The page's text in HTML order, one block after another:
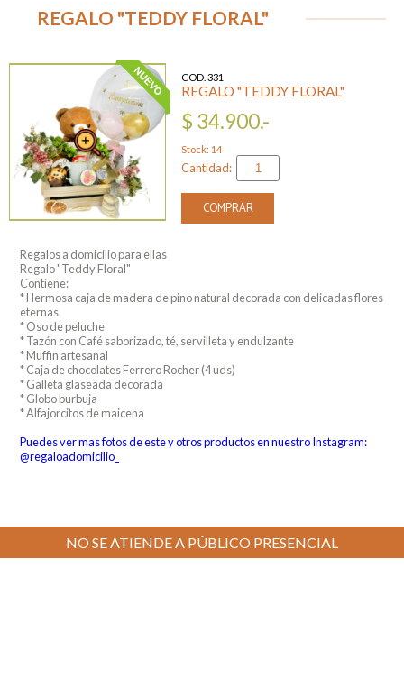
REGALO "TEDDY FLORAL"
COD. 331
REGALO "TEDDY FLORAL"
$ 34.900.-
Stock: 14
Cantidad:
COMPRAR
Regalos a domicilio para ellas
Regalo "Teddy Floral"
Contiene:
* Hermosa caja de madera de pino natural decorada con delicadas flores
eternas
* Oso de peluche
* Tazón con Café saborizado, té, servilleta y endulzante
* Muffin artesanal
* Caja de chocolates Ferrero Rocher (4 uds)
* Galleta glaseada decorada
* Globo burbuja
* Alfajorcitos de maicena
Puedes ver mas fotos de este y otros productos en nuestro Instagram:
@regaloadomicilio_
NO SE ATIENDE A PÚBLICO PRESENCIAL